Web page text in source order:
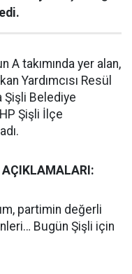
A takımında yer alan,
Yardımcısı Resül
Şişli Belediye
Şişli İlçe
AÇIKLAMALARI:
partimin değerli
Bugün Şişli için